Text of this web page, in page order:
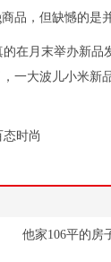
品，但缺憾的是
在月末举办新品
一大波儿小米新
态时尚
他家106平的房